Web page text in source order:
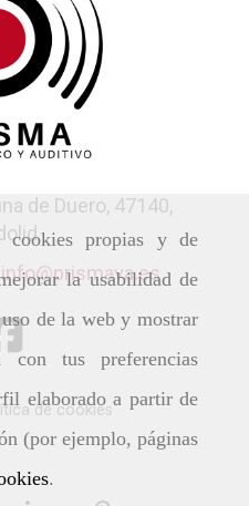
propias y de
la usabilidad de
de la web y mostrar
con tus preferencias
elaborado a partir de
(por ejemplo, páginas
.
de Duero, 47140,
info prismava.es
de cookies